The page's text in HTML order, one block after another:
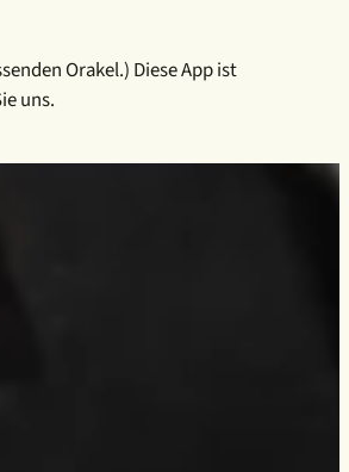
Orakel.) Diese App ist
uns.